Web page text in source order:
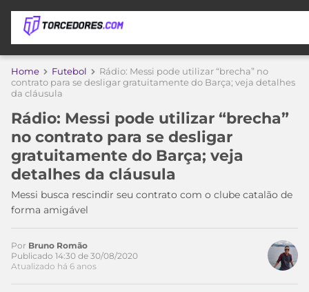
APOSTAS
DICAS
DE
APOSTA
MELHORES
SITES
DE
APOSTAS
2026
CÓDIGO
ÚLTIMAS
COPA
DO
MUNDO
TIMES
MEU
TIME
CAMPEONATOS
Home Futebol
Rádio: Messi pode utilizar “brecha” no
contrato para se desligar gratuitamente do Barça; veja detalhes
da cláusula
Rádio: Messi pode utilizar “brecha”
no contrato para se desligar
gratuitamente do Barça; veja
detalhes da cláusula
Messi busca rescindir seu contrato com o clube catalão de
forma amigável
Por Bruno Romão
Publicado 14:30 de 30/08/2020
Atualizado há 6 anos